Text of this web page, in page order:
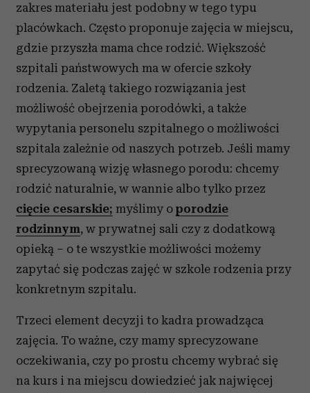
zakres materiału jest podobny w tego typu
placówkach. Często proponuje zajęcia w miejscu,
gdzie przyszła mama chce rodzić. Większość
szpitali państwowych ma w ofercie szkoły
rodzenia. Zaletą takiego rozwiązania jest
możliwość obejrzenia porodówki, a także
wypytania personelu szpitalnego o możliwości
szpitala zależnie od naszych potrzeb. Jeśli mamy
sprecyzowaną wizję własnego porodu: chcemy
rodzić naturalnie, w wannie albo tylko przez
cięcie cesarskie; myślimy o porodzie
rodzinnym, w prywatnej sali czy z dodatkową
opieką – o te wszystkie możliwości możemy
zapytać się podczas zajęć w szkole rodzenia przy
konkretnym szpitalu.
Trzeci element decyzji to kadra prowadząca
zajęcia. To ważne, czy mamy sprecyzowane
oczekiwania, czy po prostu chcemy wybrać się
na kurs i na miejscu dowiedzieć jak najwięcej